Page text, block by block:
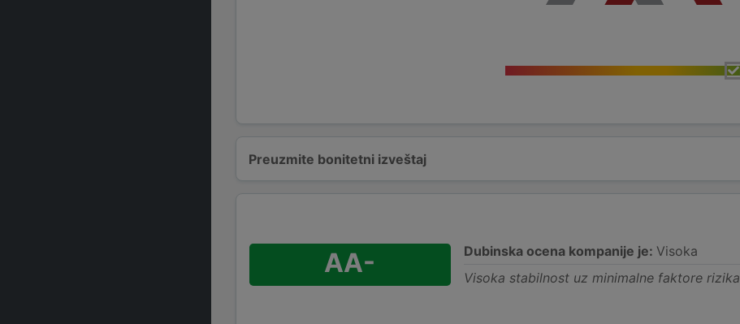
Preuzmite bonitetni izveštaj
AA- Dubinska ocena kompanije je: Visoka
Visoka stabilnost uz minimalne faktore rizika